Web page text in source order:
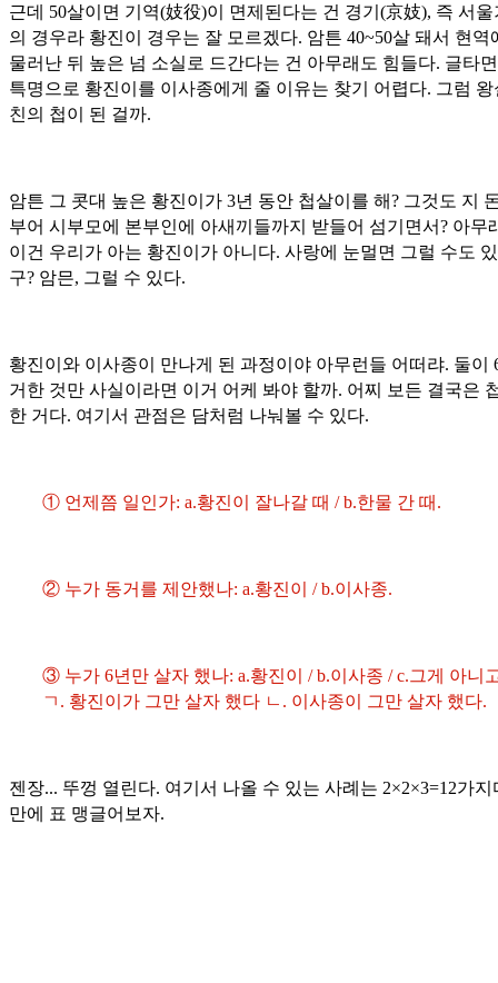
근데 50살이면 기역(妓役)이 면제된다는 건 경기(京妓), 즉 서울
의 경우라 황진이 경우는 잘 모르겠다. 암튼 40~50살 돼서 현역
물러난 뒤 높은 넘 소실로 드간다는 건 아무래도 힘들다. 글타
특명으로 황진이를 이사종에게 줄 이유는 찾기 어렵다. 그럼 왕
친의 첩이 된 걸까.
암튼 그 콧대 높은 황진이가 3년 동안 첩살이를 해? 그것도 지
부어 시부모에 본부인에 아새끼들까지 받들어 섬기면서? 아무
이건 우리가 아는 황진이가 아니다. 사랑에 눈멀면 그럴 수도
구? 암믄, 그럴 수 있다.
황진이와 이사종이 만나게 된 과정이야 아무런들 어떠랴. 둘이
거한 것만 사실이라면 이거 어케 봐야 할까. 어찌 보든 결국은
한 거다. 여기서 관점은 담처럼 나눠볼 수 있다.
① 언제쯤 일인가: a.황진이 잘나갈 때 / b.한물 간 때.
② 누가 동거를 제안했나: a.황진이 / b.이사종.
③ 누가 6년만 살자 했나: a.황진이 / b.이사종 / c.그게 아니
ㄱ. 황진이가 그만 살자 했다 ㄴ. 이사종이 그만 살자 했다.
젠장... 뚜껑 열린다. 여기서 나올 수 있는 사례는 2×2×3=12가지
만에 표 맹글어보자.